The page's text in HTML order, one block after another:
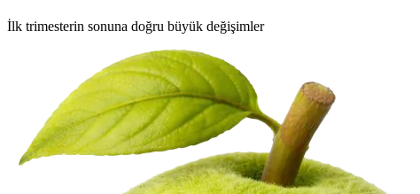
İlk trimesterin sonuna doğru büyük değişimler